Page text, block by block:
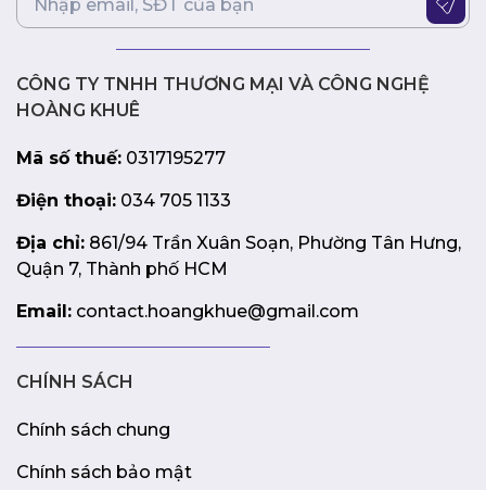
CÔNG TY TNHH THƯƠNG MẠI VÀ CÔNG NGHỆ
HOÀNG KHUÊ
Mã số thuế: 0317195277
Điện thoại: 034 705 1133
Địa chỉ: 861/94 Trần Xuân Soạn, Phường Tân Hưng,
Quận 7, Thành phố HCM
Email: contact.hoangkhue@gmail.com
CHÍNH SÁCH
Chính sách chung
Chính sách bảo mật